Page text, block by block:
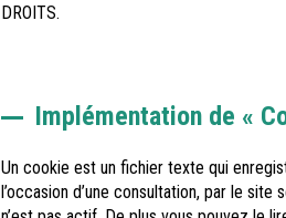
DROITS.
Implémentation de «
Un cookie est un fichier texte qui
l’occasion d’une consultation, par le